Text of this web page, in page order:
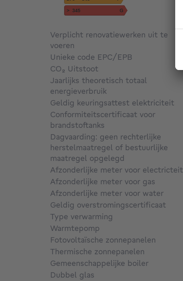
Verplicht renovatiewerken uit te
voeren
Unieke code EPC/EPB
CO₂ Uitstoot
Jaarlijks theoretisch totaal
energieverbruik
Geldig keuringsattest elektriciteit
Conformiteitscertificaat voor
brandstoftanks
Dagvaarding: geen rechterlijke
herstelmaatregel of bestuurlijke
maatregel opgelegd
Afzonderlijke meter voor electricteit
Afzonderlijke meter voor gas
Afzonderlijke meter voor water
Geldig overstromingscertificaat
Type verwarming
Warmtepomp
Fotovoltaïsche zonnepanelen
Thermische zonnepanelen
Gemeenschappelijke boiler
Dubbel glas